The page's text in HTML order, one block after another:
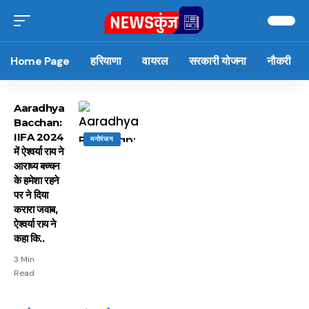
Home Page हरियाणा वायरल सरकारी योजना नौकरी
मनोरंजन
Aaradhya
Bacchan:
IIFA 2024
में ऐश्वर्या राय ने
आराध्य बच्चन
के हमेशा रहने
पर ने दिया
करारा जवाब,
ऐश्वर्या राय ने
कहा कि..
3 Min
Read
15 नवंबर से लागू होंगे